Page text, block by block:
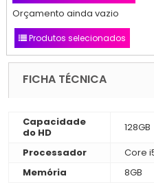
Orçamento ainda vazio
Produtos selecionados
FICHA TÉCNICA
Capacidade
do HD
128GB
Processador
Core
Memória
8GB